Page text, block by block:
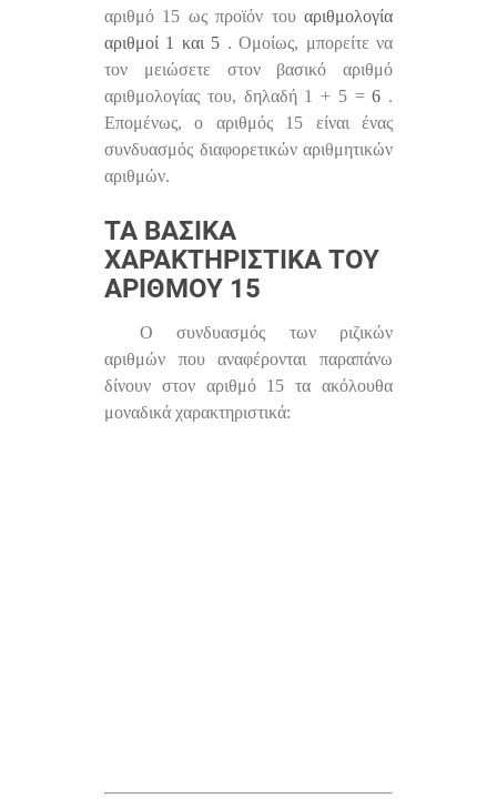
αριθμό 15 ως προϊόν του αριθμολογία
αριθμοί 1 και 5 . Ομοίως, μπορείτε να
τον μειώσετε στον βασικό αριθμό
αριθμολογίας του, δηλαδή 1 + 5 =6 .
Επομένως, ο αριθμός 15 είναι ένας
συνδυασμός διαφορετικών αριθμητικών
αριθμών.
ΤΑ ΒΑΣΙΚΆ
ΧΑΡΑΚΤΗΡΙΣΤΙΚΆ ΤΟΥ
ΑΡΙΘΜΟΎ 15
Ο συνδυασμός των ριζικών
αριθμών που αναφέρονται παραπάνω
δίνουν στον αριθμό 15 τα ακόλουθα
μοναδικά χαρακτηριστικά: